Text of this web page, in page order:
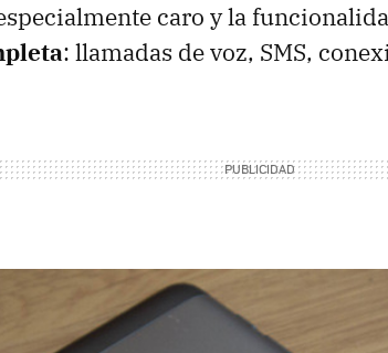
caro y la
: llamadas de voz, SMS,